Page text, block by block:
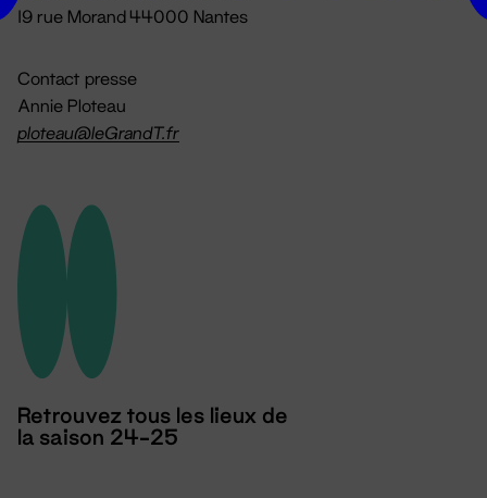
19 rue Morand 44000 Nantes
Contact presse
Annie Ploteau
ploteau@leGrandT.fr
Retrouvez tous les lieux de
la saison 24-25